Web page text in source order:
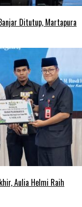
Ditutup, Martapura
Aulia Helmi Raih